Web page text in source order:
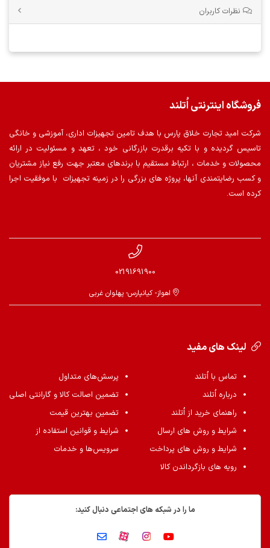
نظرات کاربران
فروشگاه اینترنتی اُتلند
شرکت امید تجارت خلاق پارس با هدف تامین تجهیزات اداری، آموزشی و خانگی
تاسیس گردیده و با تکیه برقدرت بازرگانی خود ، تعهد و مسئولیت در ارائه
محصولات و خدمات ، ارتباط مستقیم با برندهای معتبر جهت رفع نیاز مشتریان
و کسب رضایتمندی آنها، پروژه های بزرگی را در زمینه تجهیزات با موفقیت اجرا
کرده است.
02191691900
اهواز- کیانپارس- پهلوان غربی
لینک های مفید
تماس با اُتلند
درباره اُتلند
راهنمای خرید از اُتلند
شرایط و روش های ارسال
شرایط و روش های پرداخت
رویه های بازگرداندن کالا
پرسش‌های متداول
تضمین اصالت کالا و گارانتی اصلی
تضمین بهترین قیمت
شرایط و قوانین استفاده از
سرویس‌ها و خدمات
ما را در شبکه های اجتماعی دنبال کنید: